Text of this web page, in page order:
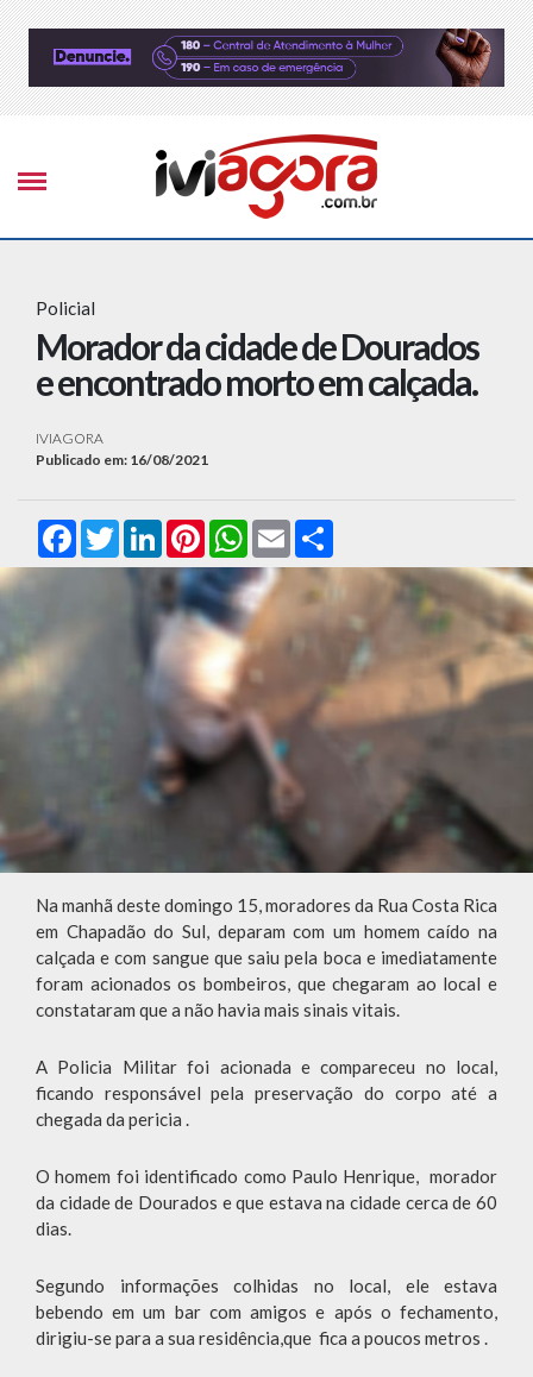
Policial
Morador da cidade de Dourados
e encontrado morto em calçada.
IVIAGORA
Publicado em: 16/08/2021
FacebookTwitterLinkedInPinterestWhatsApp
Email
Na manhã deste domingo 15, moradores da Rua Costa Rica
em Chapadão do Sul, deparam com um homem caído na
calçada e com sangue que saiu pela boca e imediatamente
foram acionados os bombeiros, que chegaram ao local e
constataram que a não havia mais sinais vitais.
A Policia Militar foi acionada e compareceu no local,
ficando responsável pela preservação do corpo até a
chegada da pericia .
O homem foi identificado como Paulo Henrique, morador
da cidade de Dourados e que estava na cidade cerca de 60
dias.
Segundo informações colhidas no local, ele estava
bebendo em um bar com amigos e após o fechamento,
dirigiu-se para a sua residência,que fica a poucos metros .